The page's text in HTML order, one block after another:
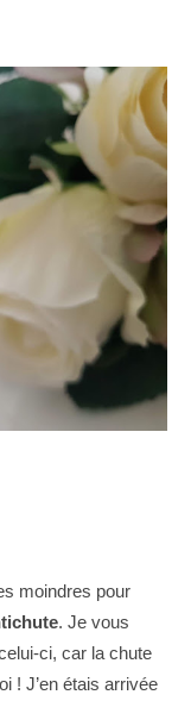
moindres pour
. Je vous
ci, car la chute
! J’en étais arrivée